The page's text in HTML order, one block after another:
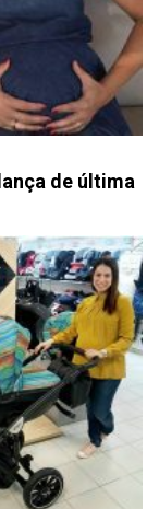
de última